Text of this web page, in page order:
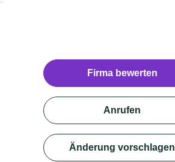
Firma bewerten
Anrufen
Änderung vorschlagen